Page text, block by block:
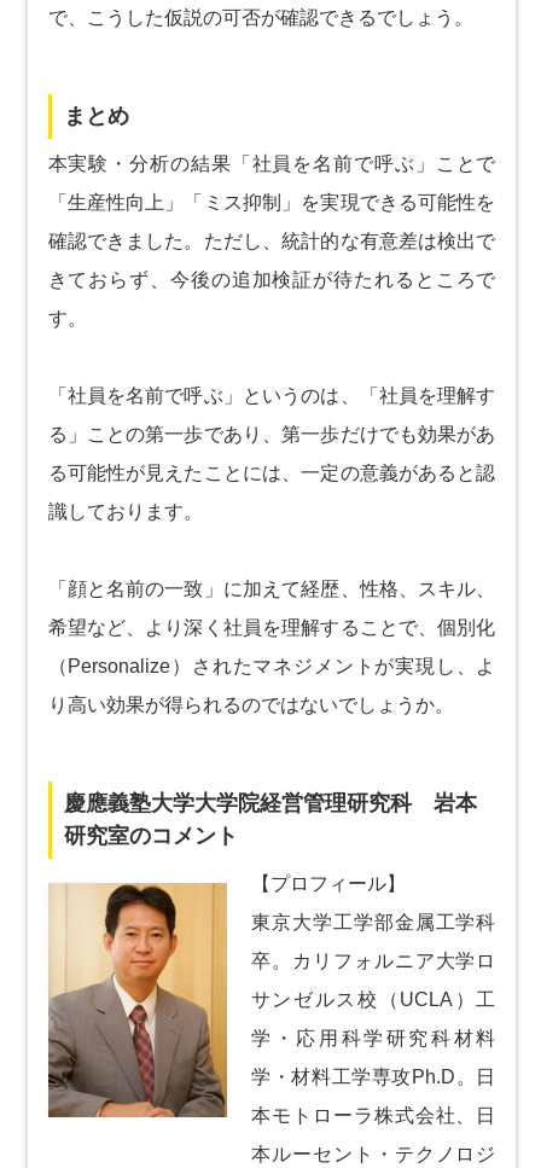
で、こうした仮説の可否が確認できるでしょう。
まとめ
本実験・分析の結果「社員を名前で呼ぶ」ことで
「生産性向上」「ミス抑制」を実現できる可能性を
確認できました。ただし、統計的な有意差は検出で
きておらず、今後の追加検証が待たれるところで
す。
「社員を名前で呼ぶ」というのは、「社員を理解す
る」ことの第一歩であり、第一歩だけでも効果があ
る可能性が見えたことには、一定の意義があると認
識しております。
「顔と名前の一致」に加えて経歴、性格、スキル、
希望など、より深く社員を理解することで、個別化
（Personalize）されたマネジメントが実現し、よ
り高い効果が得られるのではないでしょうか。
慶應義塾大学大学院経営管理研究科 岩本
研究室のコメント
【プロフィール】
東京大学工学部金属工学科
卒。カリフォルニア大学ロ
サンゼルス校（UCLA）工
学・応用科学研究科材料
学・材料工学専攻Ph.D。日
本モトローラ株式会社、日
本ルーセント・テクノロジ